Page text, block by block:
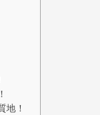
地！